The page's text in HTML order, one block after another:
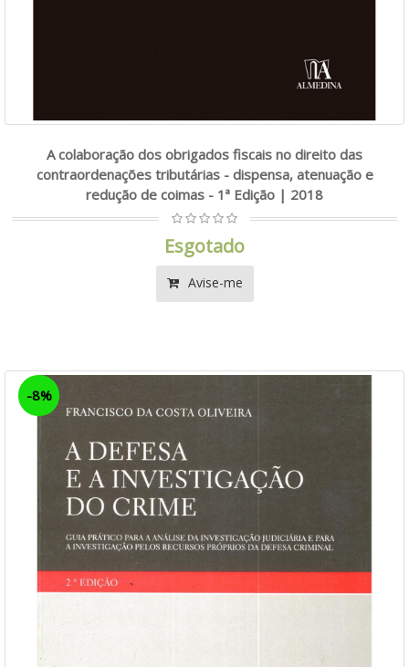
A colaboração dos obrigados fiscais no direito das
contraordenações tributárias - dispensa, atenuação e
redução de coimas - 1ª Edição | 2018
Esgotado
Avise-me
-8%